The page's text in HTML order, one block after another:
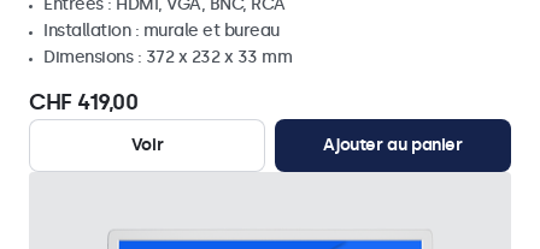
Entrées : HDMI, VGA, BNC, RCA
Installation : murale et bureau
Dimensions : 372 x 232 x 33 mm
CHF 419,00
Voir Ajouter au panier